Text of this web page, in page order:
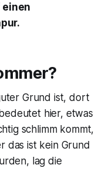
einen
Grund ist, dort
hier, etwas
schlimm kommt,
das ist kein Grund
lag die